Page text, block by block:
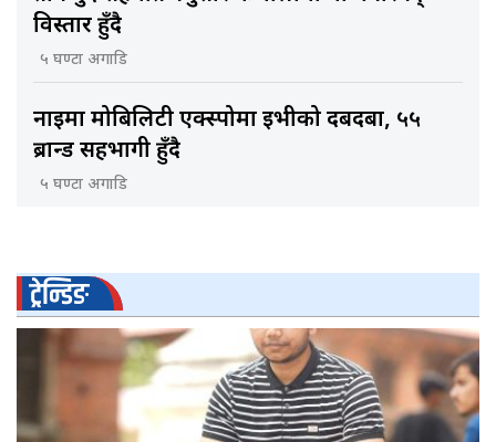
विस्तार हुँदै
५ घण्टा अगाडि
नाइमा मोबिलिटी एक्स्पोमा ईभीको दबदबा, ५५
ब्रान्ड सहभागी हुँदै
५ घण्टा अगाडि
ट्रेन्डिङ